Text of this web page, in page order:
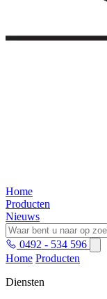
Home
Producten
Nieuws
0492 - 534 596
Home Producten
Diensten